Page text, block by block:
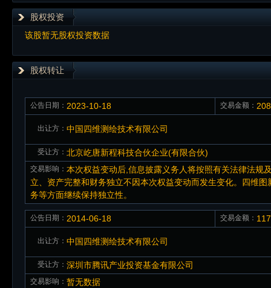
股权投资
该股暂无股权投资数据
股权转让
公告日期： 2023-10-18 交易金额：
出让方： 中国四维测绘技术有限公司
受让方： 北京屹唐新程科技合伙企业(有限合伙)
交易影响： 本次权益变动后,信息披露义务人将按照有关法律法规
立、资产完整和财务独立不因本次权益变动而发生变化。四维
务等方面继续保持独立性。
公告日期： 2014-06-18 交易金额：
出让方： 中国四维测绘技术有限公司
受让方： 深圳市腾讯产业投资基金有限公司
交易影响： 暂无数据